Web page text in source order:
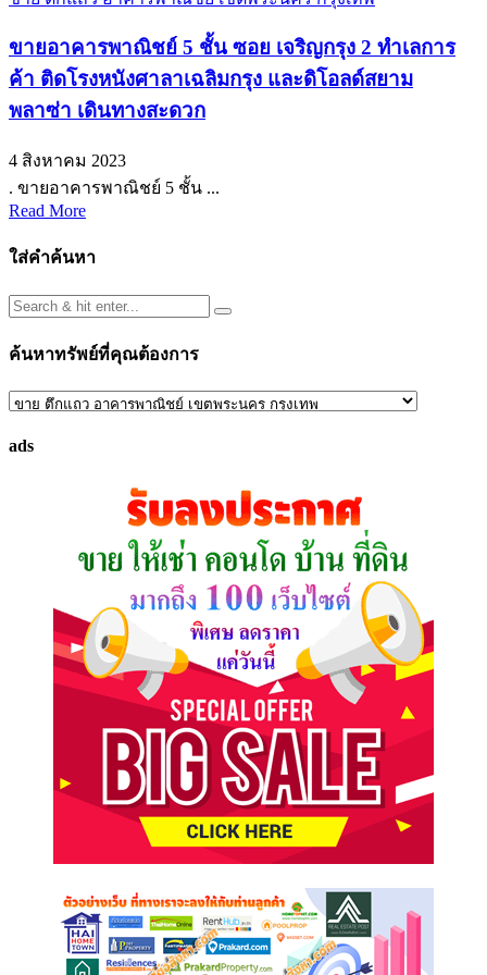
ขายอาคารพาณิชย์ 5 ชั้น ซอย เจริญกรุง 2 ทำเลการ
ค้า ติดโรงหนังศาลาเฉลิมกรุง และดิโอลด์สยาม
พลาซ่า เดินทางสะดวก
4 สิงหาคม 2023
. ขายอาคารพาณิชย์ 5 ชั้น ...
Read More
ใส่คำค้นหา
ค้นหาทรัพย์ที่คุณต้องการ
ค้นหา
ที่
ads